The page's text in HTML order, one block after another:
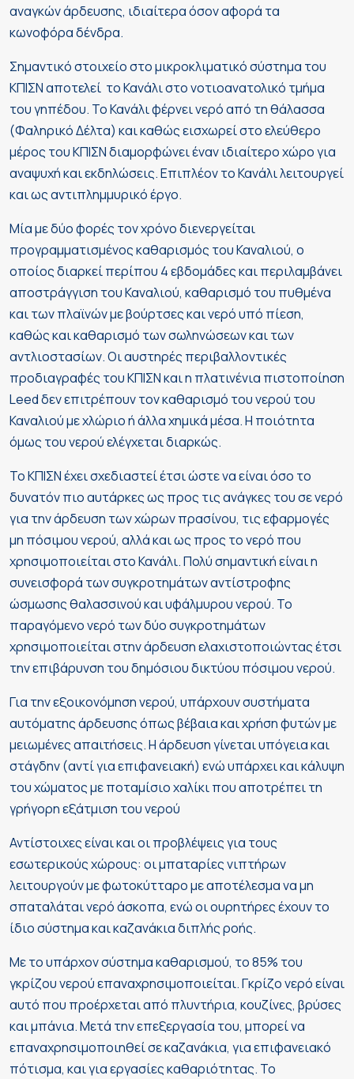
αναγκών άρδευσης, ιδιαίτερα όσον αφορά τα
κωνοφόρα δένδρα.
Σημαντικό στοιχείο στο μικροκλιματικό σύστημα του
ΚΠΙΣΝ αποτελεί το Κανάλι στο νοτιοανατολικό τμήμα
του γηπέδου. Το Κανάλι φέρνει νερό από τη θάλασσα
(Φαληρικό Δέλτα) και καθώς εισχωρεί στο ελεύθερο
μέρος του ΚΠΙΣΝ διαμορφώνει έναν ιδιαίτερο χώρο για
αναψυχή και εκδηλώσεις. Επιπλέον το Κανάλι λειτουργεί
και ως αντιπλημμυρικό έργο.
Μία με δύο φορές τον χρόνο διενεργείται
προγραμματισμένος καθαρισμός του Καναλιού, ο
οποίος διαρκεί περίπου 4 εβδομάδες και περιλαμβάνει
αποστράγγιση του Καναλιού, καθαρισμό του πυθμένα
και των πλαϊνών με βούρτσες και νερό υπό πίεση,
καθώς και καθαρισμό των σωληνώσεων και των
αντλιοστασίων. Οι αυστηρές περιβαλλοντικές
προδιαγραφές του ΚΠΙΣΝ και η πλατινένια πιστοποίηση
Leed δεν επιτρέπουν τον καθαρισμό του νερού του
Καναλιού με χλώριο ή άλλα χημικά μέσα. Η ποιότητα
όμως του νερού ελέγχεται διαρκώς.
Το ΚΠΙΣΝ έχει σχεδιαστεί έτσι ώστε να είναι όσο το
δυνατόν πιο αυτάρκες ως προς τις ανάγκες του σε νερό
για την άρδευση των χώρων πρασίνου, τις εφαρμογές
μη πόσιμου νερού, αλλά και ως προς το νερό που
χρησιμοποιείται στο Κανάλι. Πολύ σημαντική είναι η
συνεισφορά των συγκροτημάτων αντίστροφης
ώσμωσης θαλασσινού και υφάλμυρου νερού. Το
παραγόμενο νερό των δύο συγκροτημάτων
χρησιμοποιείται στην άρδευση ελαχιστοποιώντας έτσι
την επιβάρυνση του δημόσιου δικτύου πόσιμου νερού.
Για την εξοικονόμηση νερού, υπάρχουν συστήματα
αυτόματης άρδευσης όπως βέβαια και χρήση φυτών με
μειωμένες απαιτήσεις. Η άρδευση γίνεται υπόγεια και
στάγδην (αντί για επιφανειακή) ενώ υπάρχει και κάλυψη
του χώματος με ποταμίσιο χαλίκι που αποτρέπει τη
γρήγορη εξάτμιση του νερού
Αντίστοιχες είναι και οι προβλέψεις για τους
εσωτερικούς χώρους: οι μπαταρίες νιπτήρων
λειτουργούν με φωτοκύτταρο με αποτέλεσμα να μη
σπαταλάται νερό άσκοπα, ενώ οι ουρητήρες έχουν το
ίδιο σύστημα και καζανάκια διπλής ροής.
Με το υπάρχον σύστημα καθαρισμού, το 85% του
γκρίζου νερού επαναχρησιμοποιείται. Γκρίζο νερό είναι
αυτό που προέρχεται από πλυντήρια, κουζίνες, βρύσες
και μπάνια. Μετά την επεξεργασία του, μπορεί να
επαναχρησιμοποιηθεί σε καζανάκια, για επιφανειακό
πότισμα, και για εργασίες καθαριότητας. Το